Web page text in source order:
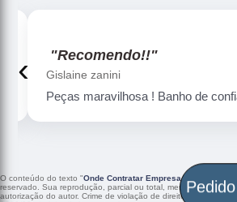
"Recomendo!!"
Gislaine zanini
Peças maravilhosa ! Banho de
‹
O conteúdo do texto "Onde Contratar Empresa de
reservado. Sua reprodução, parcial ou total, mesmo citando
autorização do autor. Crime de violação de direito autoral –